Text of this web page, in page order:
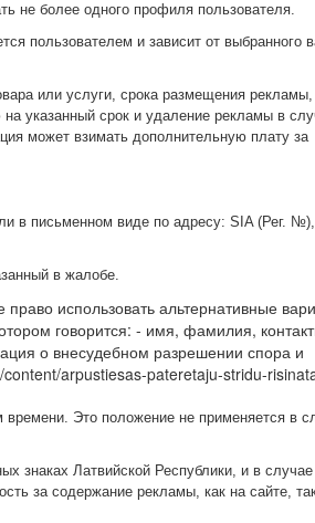
не более одного профиля пользователя.
пользователем и зависит от выбранного
или услуги, срока размещения
указанный срок и удаление рекламы в
может взимать дополнительную плату за
в письменном виде по адресу: SIA (Рег. №),
в жалобе.
использовать альтернативные
говорится: - имя, фамилия,
о внесудебном разрешении спора и
arpustiesas-pateretaju-stridu-
Это положение не применяется в
знаках Латвийской Республики, и в случае
за содержание рекламы, как на сайте,